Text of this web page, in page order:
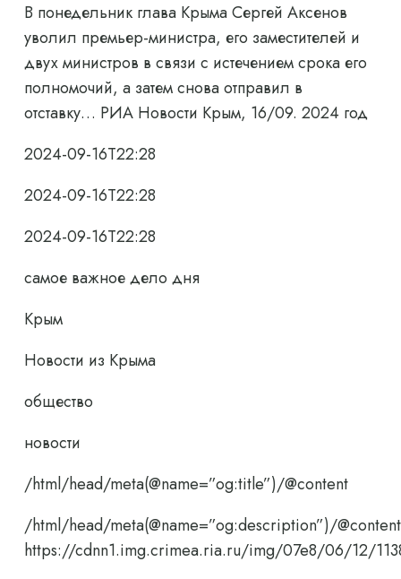
В понедельник глава Крыма Сергей Аксенов
уволил премьер-министра, его заместителей и
двух министров в связи с истечением срока его
полномочий, а затем снова отправил в
отставку… РИА Новости Крым, 16/09. 2024 год
2024-09-16T22:28
2024-09-16T22:28
2024-09-16T22:28
самое важное дело дня
Крым
Новости из Крыма
общество
новости
/html/head/meta(@name=”og:title”)/@content
/html/head/meta(@name=”og:description”)/@content
https://cdnn1.img.crimea.ria.ru/img/07e8/06/12/